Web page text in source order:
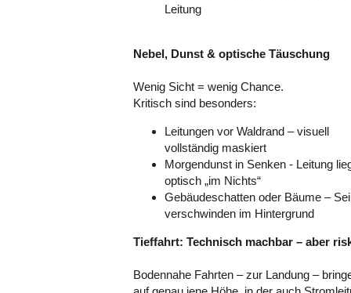
Leitung
Nebel, Dunst & optische Täuschung
Wenig Sicht = wenig Chance.
Kritisch sind besonders:
Leitungen vor Waldrand – visuell
vollständig maskiert
Morgendunst in Senken - Leitung
optisch „im Nichts“
Gebäudeschatten oder Bäume –
verschwinden im Hintergrund
Tieffahrt: Technisch machbar – aber
Bodennahe Fahrten – zur Landung –